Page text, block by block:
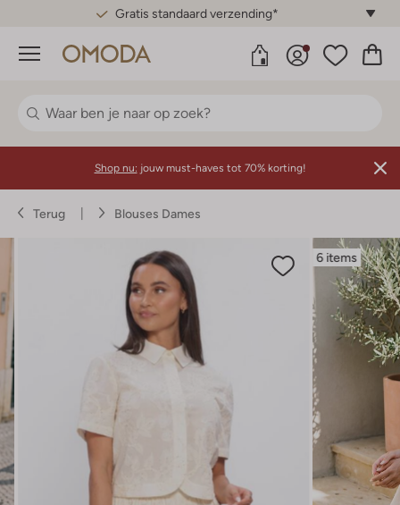
Gratis standaard verzending*
Menu
Shop nu: jouw must-haves tot 70% korting!
Terug Blouses Dames
6 items